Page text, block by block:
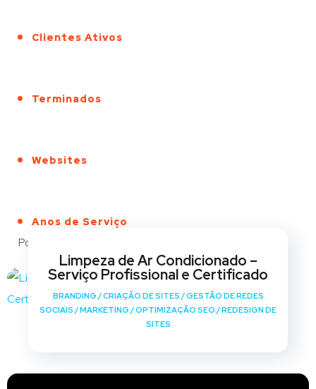
Clientes Ativos
Terminados
Websites
Anos de Serviço
Portfólio
Limpeza de Ar Condicionado –
Serviço Profissional e Certificado
BRANDING /CRIAÇÃO DE SITES /GESTÃO DE REDES
SOCIAIS /MARKETING /OPTIMIZAÇÃO SEO /REDESIGN DE
SITES